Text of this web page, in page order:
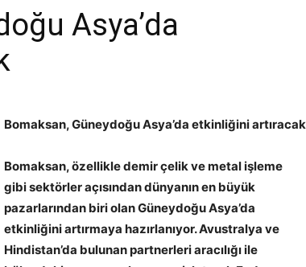
Asya’da
Bomaksan, Güneydoğu Asya’da etkinliğini artıracak
Bomaksan, özellikle demir çelik ve metal işleme
gibi sektörler açısından dünyanın en büyük
pazarlarından biri olanGüneydoğu Asya’da
etkinliğini artırmaya hazırlanıyor. Avustralya ve
Hindistan’da bulunan partnerleri aracılığı ile